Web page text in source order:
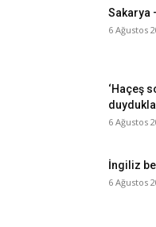
Sakarya
6 Ağustos
‘Haçeş
6 Ağustos
İngiliz
6 Ağustos